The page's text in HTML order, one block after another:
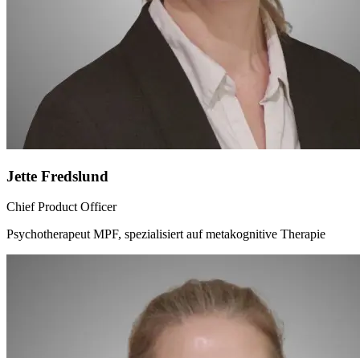
Jette Fredslund
Chief Product Officer
Psychotherapeut MPF, spezialisiert auf metakognitive Therapie